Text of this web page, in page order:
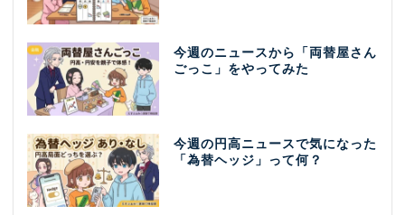
今週のニュースから「両替屋さん
ごっこ」をやってみた
今週の円高ニュースで気になった
「為替ヘッジ」って何？